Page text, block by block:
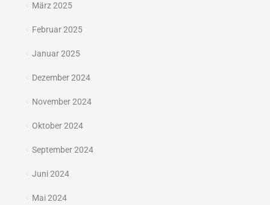
März 2025
Februar 2025
Januar 2025
Dezember 2024
November 2024
Oktober 2024
September 2024
Juni 2024
Mai 2024